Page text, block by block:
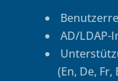
AD/LDAP-
(En, De, Fr,